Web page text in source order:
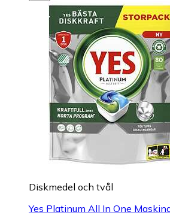
Diskmedel och tvål
Yes Platinum All In One